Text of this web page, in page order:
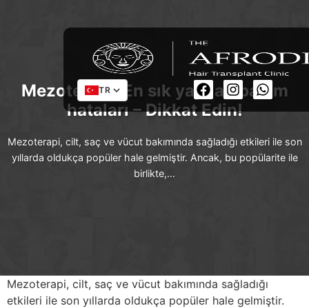
TR
Mezoterapi: En sık yapılan bakım
hataları – Dikkat Edin!
Mezoterapi, cilt, saç ve vücut bakımında sağladığı etkileri ile son
yıllarda oldukça popüler hale gelmiştir. Ancak, bu popülarite ile
birlikte,…
Mezoterapi, cilt, saç ve vücut bakımında sağladığı
etkileri ile son yıllarda oldukça popüler hale gelmiştir.